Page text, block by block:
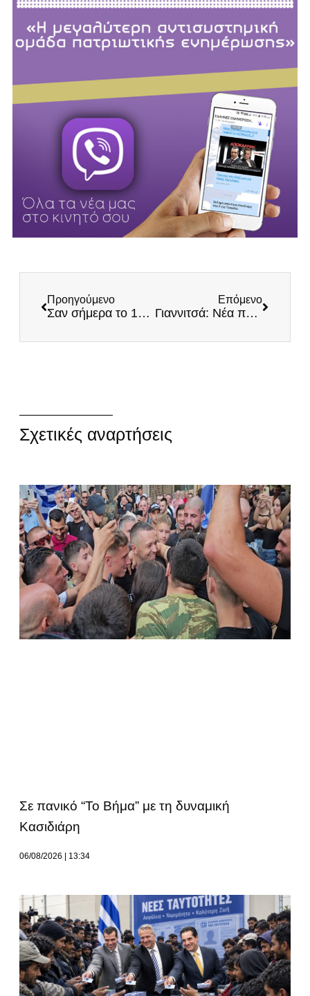
Προηγούμενο
Σαν σήμερα το 1983 γεννήθηκε ο Κωνσταντίνος Κατσίφας! Θυσιάστηκε για την ελληνικότητα της Βορείου Ηπείρου!
Επόμενο
Γιαννιτσά: Νέα πορεία κατά του υποχρεωτικού εμβολιασμού με συμμετοχή των ΕΛΛΗΝΩΝ!
Σχετικές αναρτήσεις
Σε πανικό “Το Βήμα” με τη δυναμική
Κασιδιάρη
06/08/2026 13:34